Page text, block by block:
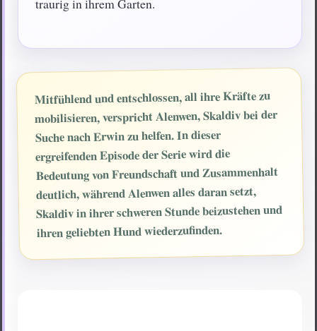
traurig in ihrem Garten.
Mitfühlend und entschlossen, all ihre Kräfte zu
mobilisieren, verspricht Alenwen, Skaldiv bei der
Suche nach Erwin zu helfen. In dieser
ergreifenden Episode der Serie wird die
Bedeutung von Freundschaft und Zusammenhalt
deutlich, während Alenwen alles daran setzt,
Skaldiv in ihrer schweren Stunde beizustehen und
ihren geliebten Hund wiederzufinden.